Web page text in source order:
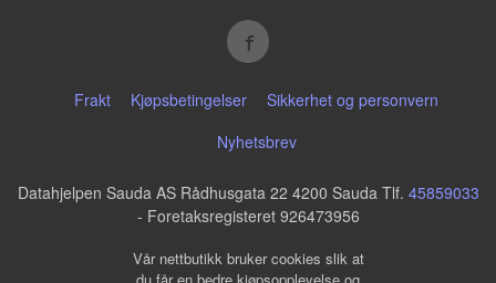
Frakt Kjøpsbetingelser
Sikkerhet og personvern
Nyhetsbrev
Datahjelpen Sauda AS Rådhusgata 22 4200 Sauda Tlf. 45859033
- Foretaksregisteret 926473956
Vår nettbutikk bruker cookies slik at